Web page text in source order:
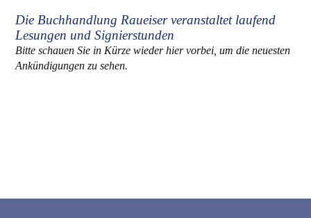
Die Buchhandlung Raueiser veranstaltet laufend
Lesungen und Signierstunden
Bitte schauen Sie in Kürze wieder hier vorbei, um die neuesten
Ankündigungen zu sehen.